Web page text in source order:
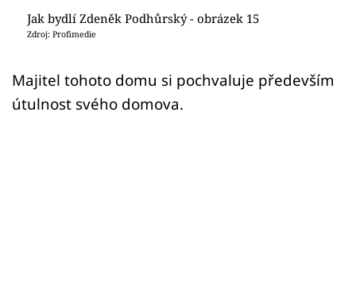
Jak bydlí Zdeněk Podhůrský - obrázek 15
Zdroj: Profimedie
Majitel tohoto domu si pochvaluje především
útulnost svého domova.